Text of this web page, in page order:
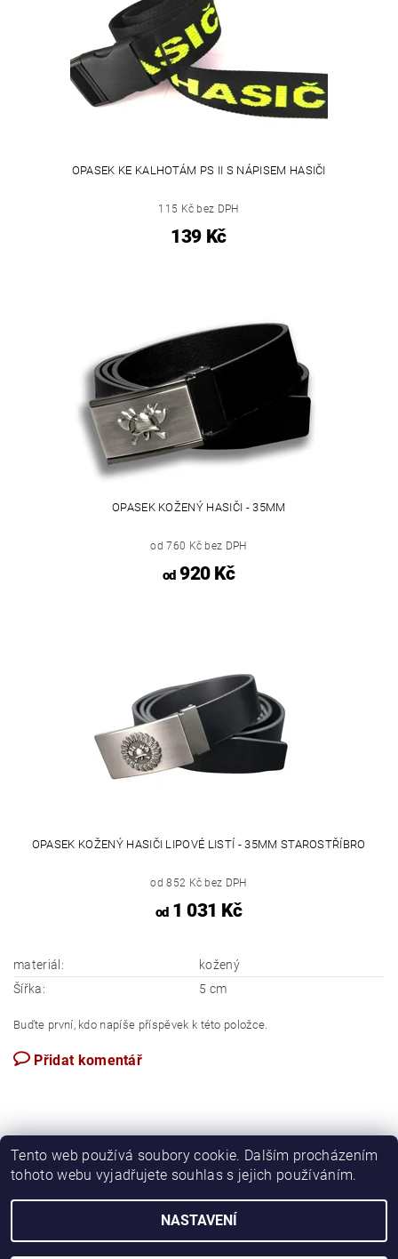
OPASEK KE KALHOTÁM PS II S NÁPISEM HASIČI
115 Kč bez DPH
139 Kč
OPASEK KOŽENÝ HASIČI - 35MM
od 760 Kč bez DPH
od920 Kč
OPASEK KOŽENÝ HASIČI LIPOVÉ LISTÍ - 35MM STAROSTŘÍBRO
od 852 Kč bez DPH
od1 031 Kč
materiál:
kožený
Šířka:
5 cm
Buďte první, kdo napíše příspěvek k této položce.
Přidat komentář
2026 © Požární ochrana Perspekta, všechna práva vyhrazena
Tento web používá soubory cookie. Dalším procházením
tohoto webu vyjadřujete souhlas s jejich používáním.
NASTAVENÍ